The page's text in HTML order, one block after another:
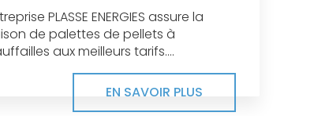
PLASSE ENERGIES assure la
de palettes de pellets à
aux meilleurs tarifs....
EN SAVOIR PLUS